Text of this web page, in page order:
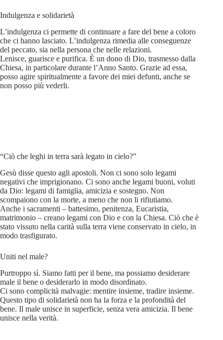
Indulgenza e solidarietà
L’indulgenza ci permette di continuare a fare del bene a coloro
che ci hanno lasciato. L’indulgenza rimedia alle conseguenze
del peccato, sia nella persona che nelle relazioni.
Lenisce, guarisce e purifica. È un dono di Dio, trasmesso dalla
Chiesa, in particolare durante l’Anno Santo. Grazie ad essa,
posso agire spiritualmente a favore dei miei defunti, anche se
non posso più vederli.
“Ciò che leghi in terra sarà legato in cielo?”
Gesù disse questo agli apostoli. Non ci sono solo legami
negativi che imprigionano. Ci sono anche legami buoni, voluti
da Dio: legami di famiglia, amicizia e sostegno. Non
scompaiono con la morte, a meno che non li rifiutiamo.
Anche i sacramenti – battesimo, penitenza, Eucaristia,
matrimonio – creano legami con Dio e con la Chiesa. Ciò che è
stato vissuto nella carità sulla terra viene conservato in cielo, in
modo trasfigurato.
Uniti nel male?
Purtroppo sì. Siamo fatti per il bene, ma possiamo desiderare
male il bene o desiderarlo in modo disordinato.
Ci sono complicità malvagie: mentire insieme, tradire insieme.
Questo tipo di solidarietà non ha la forza e la profondità del
bene. Il male unisce in superficie, senza vera amicizia. Il bene
unisce nella verità.